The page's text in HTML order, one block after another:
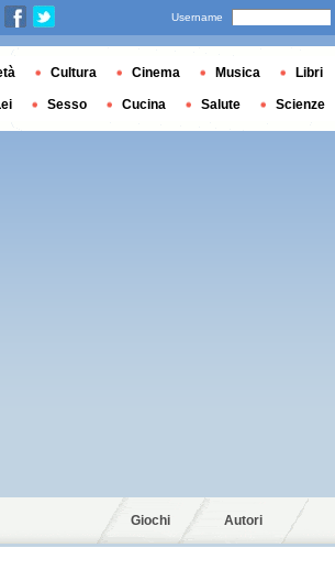
Giochi Autori
Username
Cultura Cinema Musica Libri
Sesso Cucina Salute Scienze